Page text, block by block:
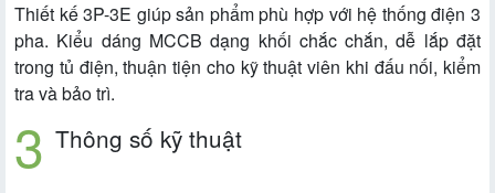
Thiết kế 3P-3E giúp sản phẩm phù hợp với hệ thống điện 3
pha. Kiểu dáng MCCB dạng khối chắc chắn, dễ lắp đặt
trong tủ điện, thuận tiện cho kỹ thuật viên khi đấu nối, kiểm
tra và bảo trì.
Thông số kỹ thuật